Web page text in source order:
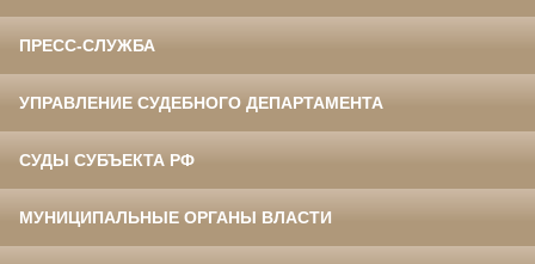
ПРЕСС-СЛУЖБА
УПРАВЛЕНИЕ СУДЕБНОГО ДЕПАРТАМЕНТА
СУДЫ СУБЪЕКТА РФ
МУНИЦИПАЛЬНЫЕ ОРГАНЫ ВЛАСТИ